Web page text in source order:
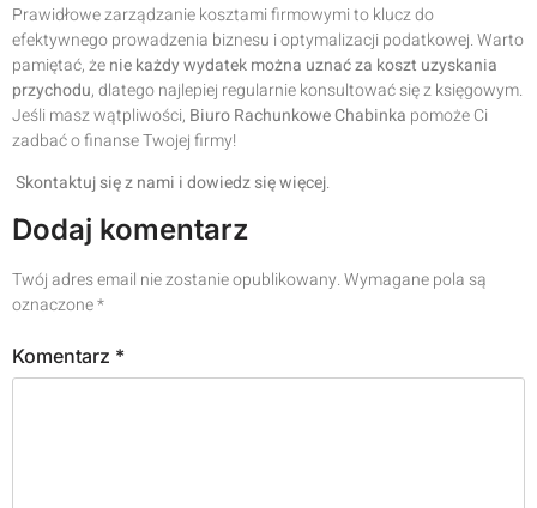
Prawidłowe zarządzanie kosztami firmowymi to klucz do
efektywnego prowadzenia biznesu i optymalizacji podatkowej. Warto
pamiętać, żenie każdy wydatek można uznać za koszt uzyskania
przychodu, dlatego najlepiej regularnie konsultować się z księgowym.
Jeśli masz wątpliwości, Biuro Rachunkowe Chabinka pomoże Ci
zadbać o finanse Twojej firmy!
Skontaktuj się z nami i dowiedz się więcej.
Dodaj komentarz
Twój adres email nie zostanie opublikowany.Wymagane pola są
oznaczone*
Komentarz *